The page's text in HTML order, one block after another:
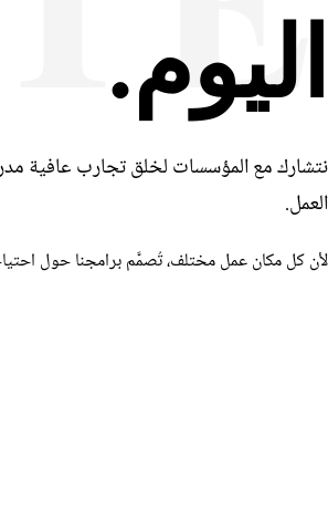
اليوم.
نتشارك مع المؤسسات لخلق تجارب عافية
العمل.
لأن كل مكان عمل مختلف، تُصمَّم برامجنا حول